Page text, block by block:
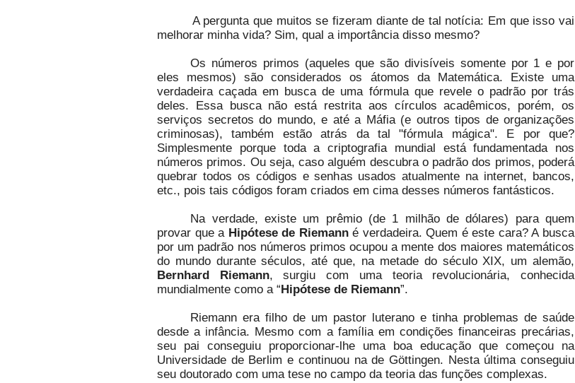
A pergunta que muitos se fizeram diante de tal notícia: Em que isso vai
melhorar minha vida? Sim, qual a importância disso mesmo?
Os números primos (aqueles que são divisíveis somente por 1 e por
eles mesmos) são considerados os átomos da Matemática. Existe uma
verdadeira caçada em busca de uma fórmula que revele o padrão por trás
deles. Essa busca não está restrita aos círculos acadêmicos, porém, os
serviços secretos do mundo, e até a Máfia (e outros tipos de organizações
criminosas), também estão atrás da tal "fórmula mágica". E por que?
Simplesmente porque toda a criptografia mundial está fundamentada nos
números primos. Ou seja, caso alguém descubra o padrão dos primos, poderá
quebrar todos os códigos e senhas usados atualmente na internet, bancos,
etc., pois tais códigos foram criados em cima desses números fantásticos.
Na verdade, existe um prêmio (de 1 milhão de dólares) para quem
provar que a Hipótese de Riemanné verdadeira. Quem é este cara? A busca
por um padrão nos números primos ocupou a mente dos maiores matemáticos
do mundo durante séculos, até que, na metade do século XIX, um alemão,
Bernhard Riemann, surgiu com uma teoria revolucionária, conhecida
mundialmente como a “Hipótese de Riemann”.
Riemann era filho de um pastor luterano e tinha problemas de saúde
desde a infância. Mesmo com a família em condições financeiras precárias,
seu pai conseguiu proporcionar-lhe uma boa educação que começou na
Universidade de Berlim e continuou na de Göttingen. Nesta última conseguiu
seu doutorado com uma tese no campo da teoria das funções complexas.